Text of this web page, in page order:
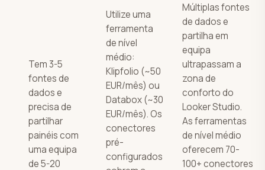
Tem 3-5
fontes de
dados e
precisa de
partilhar
painéis com
uma equipa
de 5-20
Utilize uma
ferramenta
de nível
médio:
Klipfolio (~50
EUR/mês) ou
Databox (~30
EUR/mês). Os
conectores
pré-
configurados
Múltiplas fontes
de dados e
partilha em
equipa
ultrapassam a
zona de
conforto do
Looker Studio.
As ferramentas
de nível médio
oferecem 70-
100+ conectores